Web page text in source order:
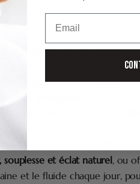
une routine visage éclatante.
soins complémentaires
Visage, à la texture douce
la peau en douceur
huile d’avocat, et compte
les hommes qui souhaitent
et éclat naturel, ou
et le fluide chaque jour,